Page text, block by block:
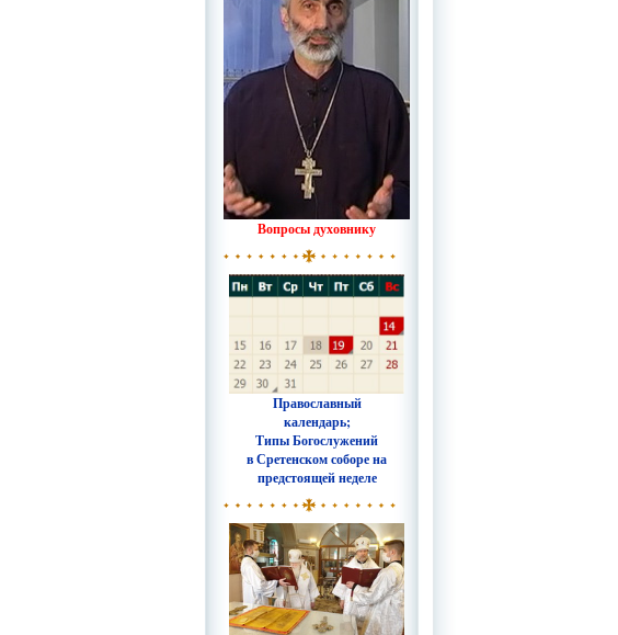
Вопросы духовнику
Православный
календарь;
Типы Богослужений
в Сретенском соборе на
предстоящей неделе